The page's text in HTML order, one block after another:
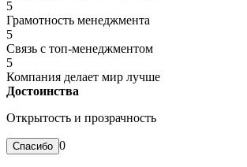
5
Грамотность менеджмента
5
Связь с топ-менеджментом
5
Компания делает мир лучше
Достоинства
Открытость и прозрачность
0